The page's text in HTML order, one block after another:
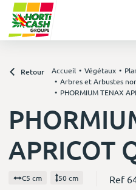
Retour Accueil Végétaux
Arbres et Arbustes
PHORMIUM TENAX
APRICOT
C5 cm 50 cm Ref